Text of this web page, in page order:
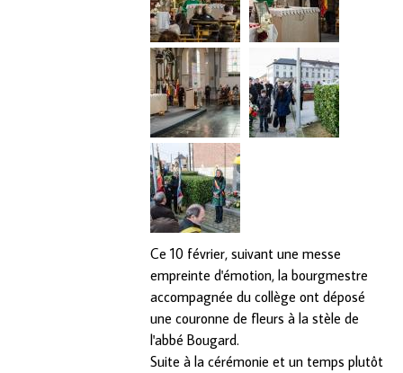
Ce 10 février, suivant une messe
empreinte d'émotion, la bourgmestre
accompagnée du collège ont déposé
une couronne de fleurs à la stèle de
l'abbé Bougard.
Suite à la cérémonie et un temps plutôt